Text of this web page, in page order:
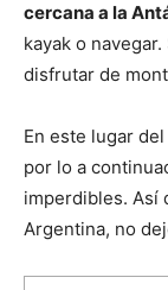
cercana a la
kayak o
disfrutar de
En este lugar
por lo a
imperdibles. Así
Argentina, no